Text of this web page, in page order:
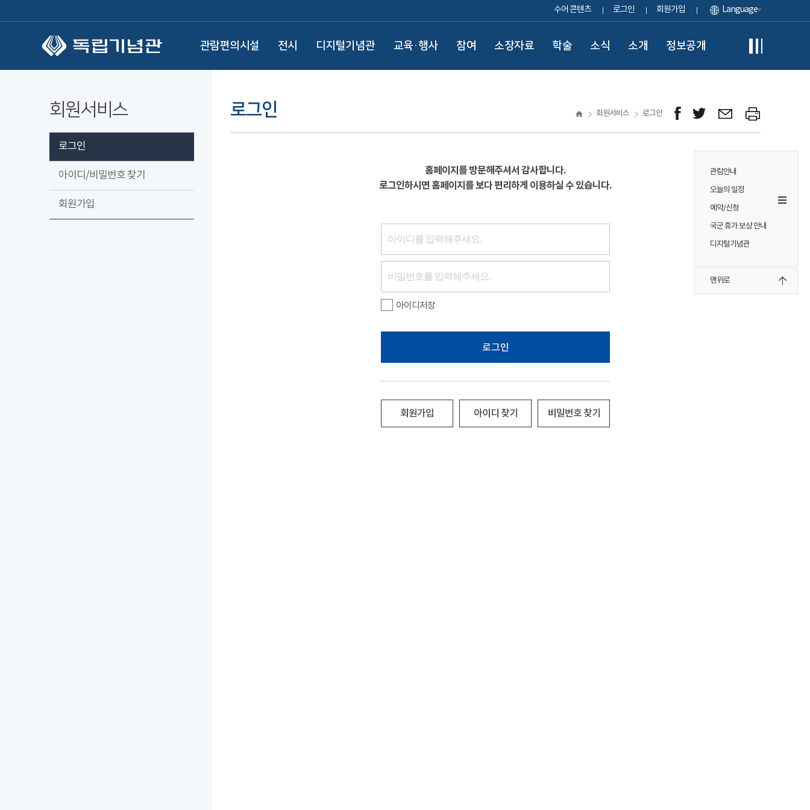
수어 콘텐츠 로그인 회원가입 Language
관람편의시설 전시 디지털기념관 교육·행사 참여 소장자료 학술 소식 소개 정보공개
관람안내
오늘의 일정
예약/신청
국군 휴가 보상 안내
디지털기념관
맨위로
회원서비스
로그인
아이디/비밀번호 찾기
회원가입
로그인 회원서비스 로그인
홈페이지를 방문해주셔서 감사합니다.
로그인하시면 홈페이지를 보다 편리하게 이용하실 수 있습니다.
아이디저장
로그인
회원가입 아이디 찾기 비밀번호 찾기